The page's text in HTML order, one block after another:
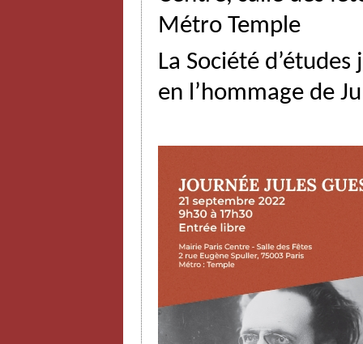
Métro Temple
La Société
en l’hommage de